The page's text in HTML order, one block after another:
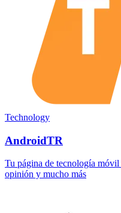
Technology
AndroidTR
Tu página de tecnología
opinión y mucho más